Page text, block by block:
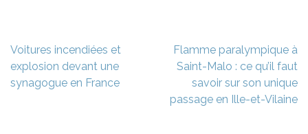
Navigation
de
l’article
Voitures incendiées et
explosion devant une
synagogue en France
Flamme paralympique à
Saint-Malo : ce qu’il faut
savoir sur son unique
passage en Ille-et-Vilaine